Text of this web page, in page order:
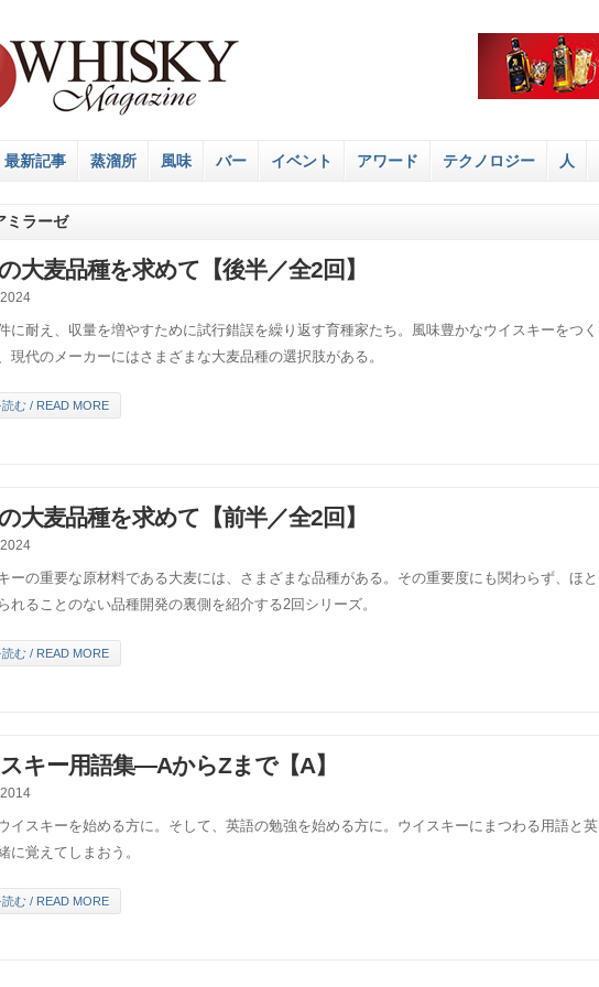
最新記事 蒸溜所 風味 バー イベント アワード テクノロジー 人
ミラーゼ
大麦品種を求めて【後半／全2回】
に耐え、収量を増やすために試行錯誤を繰り返す育種家たち。風味豊かなウイスキーをつく
現代のメーカーにはさまざまな大麦品種の選択肢がある。
む / READ MORE
大麦品種を求めて【前半／全2回】
ーの重要な原材料である大麦には、さまざまな品種がある。その重要度にも関わらず、ほと
れることのない品種開発の裏側を紹介する2回シリーズ。
む / READ MORE
キー用語集―AからZまで【A】
イスキーを始める方に。そして、英語の勉強を始める方に。ウイスキーにまつわる用語と英
に覚えてしまおう。
む / READ MORE